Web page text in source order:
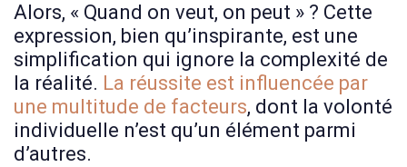
Alors, « Quand on veut, on peut » ? Cette
expression, bien qu’inspirante, est une
simplification qui ignore la complexité de
la réalité. La réussite est influencée par
une multitude de facteurs, dont la volonté
individuelle n’est qu’un élément parmi
d’autres.